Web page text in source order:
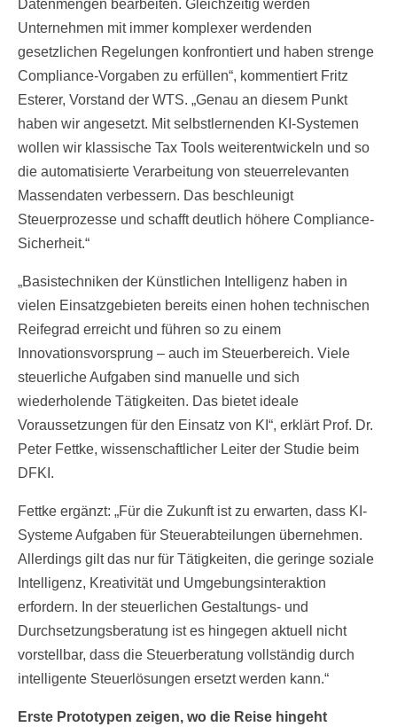
Datenmengen bearbeiten. Gleichzeitig werden
Unternehmen mit immer komplexer werdenden
gesetzlichen Regelungen konfrontiert und haben strenge
Compliance-Vorgaben zu erfüllen“, kommentiert Fritz
Esterer, Vorstand der WTS. „Genau an diesem Punkt
haben wir angesetzt. Mit selbstlernenden KI-Systemen
wollen wir klassische Tax Tools weiterentwickeln und so
die automatisierte Verarbeitung von steuerrelevanten
Massendaten verbessern. Das beschleunigt
Steuerprozesse und schafft deutlich höhere Compliance-
Sicherheit.“
„Basistechniken der Künstlichen Intelligenz haben in
vielen Einsatzgebieten bereits einen hohen technischen
Reifegrad erreicht und führen so zu einem
Innovationsvorsprung – auch im Steuerbereich. Viele
steuerliche Aufgaben sind manuelle und sich
wiederholende Tätigkeiten. Das bietet ideale
Voraussetzungen für den Einsatz von KI“, erklärt Prof. Dr.
Peter Fettke, wissenschaftlicher Leiter der Studie beim
DFKI.
Fettke ergänzt: „Für die Zukunft ist zu erwarten, dass KI-
Systeme Aufgaben für Steuerabteilungen übernehmen.
Allerdings gilt das nur für Tätigkeiten, die geringe soziale
Intelligenz, Kreativität und Umgebungsinteraktion
erfordern. In der steuerlichen Gestaltungs- und
Durchsetzungsberatung ist es hingegen aktuell nicht
vorstellbar, dass die Steuerberatung vollständig durch
intelligente Steuerlösungen ersetzt werden kann.“
Erste Prototypen zeigen, wo die Reise hingeht